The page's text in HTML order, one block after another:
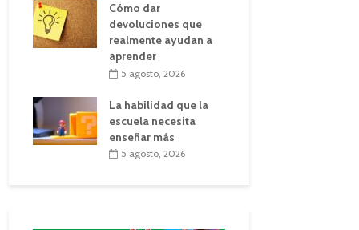
Cómo dar
devoluciones que
realmente ayudan a
aprender
5 agosto, 2026
La habilidad que la
escuela necesita
enseñar más
5 agosto, 2026